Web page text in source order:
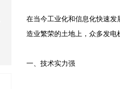
在当今工业化和信息化快速
造业繁荣的土地上，众多发
一、技术实力强